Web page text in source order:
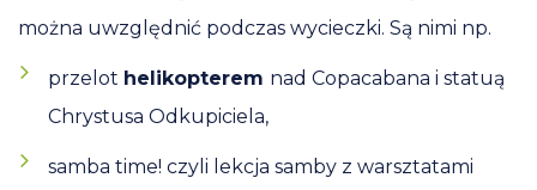
można uwzględnić podczas wycieczki. Są nimi np.
przelot helikopterem nad Copacabana i statuą
Chrystusa Odkupiciela,
samba time! czyli lekcja samby z warsztatami